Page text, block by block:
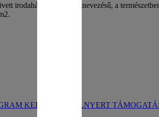
irodaház, udvar” megnevezésű, a
KERETÉBEN ELNYERT